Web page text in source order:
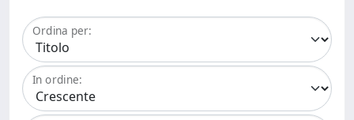
Ordina per:
In ordine: